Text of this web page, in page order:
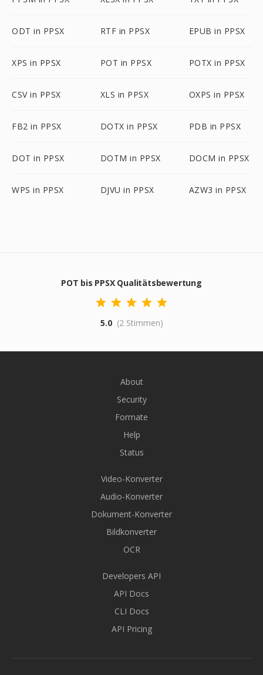
ODT in PPSX RTF in PPSX EPUB in PPSX
XPS in PPSX POT in PPSX POTX in PPSX
CSV in PPSX XLS in PPSX OXPS in PPSX
FB2 in PPSX DOTX in PPSX PDB in PPSX
DOT in PPSX DOTM in PPSX DOCM in PPSX
WPS in PPSX DJVU in PPSX AZW3 in PPSX
POT bis PPSX Qualitätsbewertung
5.0 (2 Stimmen)
About
Security
Formate
Help
Status
Video-Konverter
Audio-Konverter
Dokument-Konverter
Bildkonverter
OCR
Developers API
API Docs
CLI Docs
API Pricing